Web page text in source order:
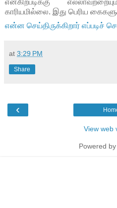
காரியமில்லை. இது பெரிய
என்ன செய்திருக்கிறார் எப்படிச்
at 3:29 PM
Share
‹
View web
Powered by